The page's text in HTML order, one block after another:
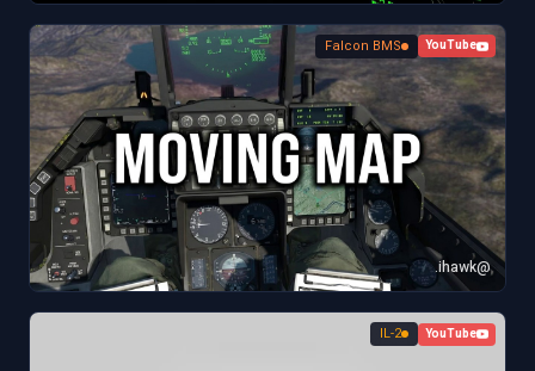
YouTube
Falcon BMS
@ihawk.
YouTube
IL-2